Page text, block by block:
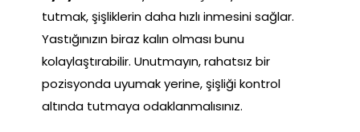
tutmak, şişliklerin daha hızlı inmesini sağlar.
Yastığınızın biraz kalın olması bunu
kolaylaştırabilir. Unutmayın, rahatsız bir
pozisyonda uyumak yerine, şişliği kontrol
altında tutmaya odaklanmalısınız.